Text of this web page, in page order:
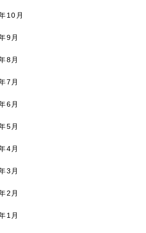
10月
9月
8月
7月
6月
5月
4月
3月
2月
1月